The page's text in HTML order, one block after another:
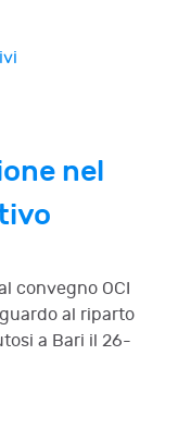
nel
convegno OCI
al riparto
a Bari il 26-